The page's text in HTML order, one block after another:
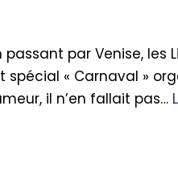
par Venise, les
« Carnaval »
il n’en fallait pas…